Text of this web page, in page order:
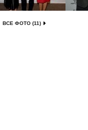
ВСЕ ФОТО (11)